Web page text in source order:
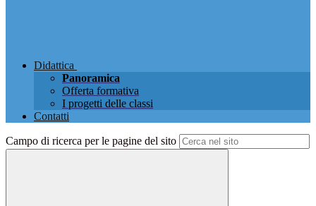
Didattica
Panoramica
Offerta formativa
I progetti delle classi
Contatti
Campo di ricerca per le pagine del sito